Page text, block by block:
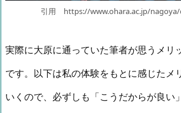
引用 https://www.ohara.ac.jp/
実際に大原に通っていた筆者が思うメリ
です。以下は私の体験をもとに感じたメ
いくので、必ずしも「こうだからが良い